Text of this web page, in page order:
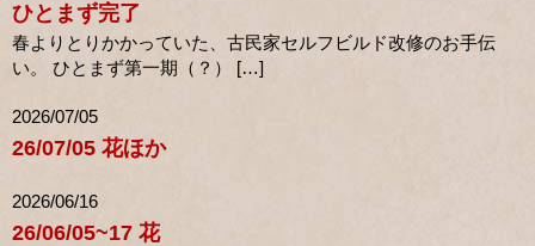
ひとまず完了
春よりとりかかっていた、古民家セルフビルド改修のお手伝
い。 ひとまず第一期（？） […]
2026/07/05
26/07/05 花ほか
2026/06/16
26/06/05~17 花